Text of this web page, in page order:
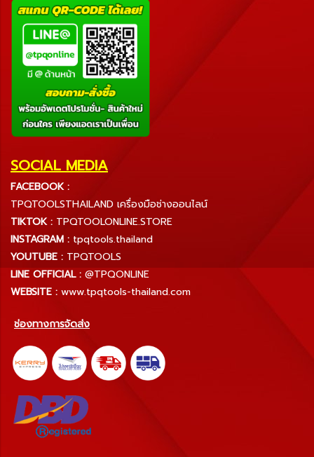
SOCIAL MEDIA
FACEBOOK :
TPQTOOLSTHAILAND เครื่องมือช่างออนไลน์
TIKTOK : TPQTOOLONLINE.STORE
INSTAGRAM : tpqtools.thailand
YOUTUBE : TPQTOOLS
LINE OFFICIAL : @TPQONLINE
WEBSITE : www.tpqtools-thailand.com
ช่องทางการจัดส่ง